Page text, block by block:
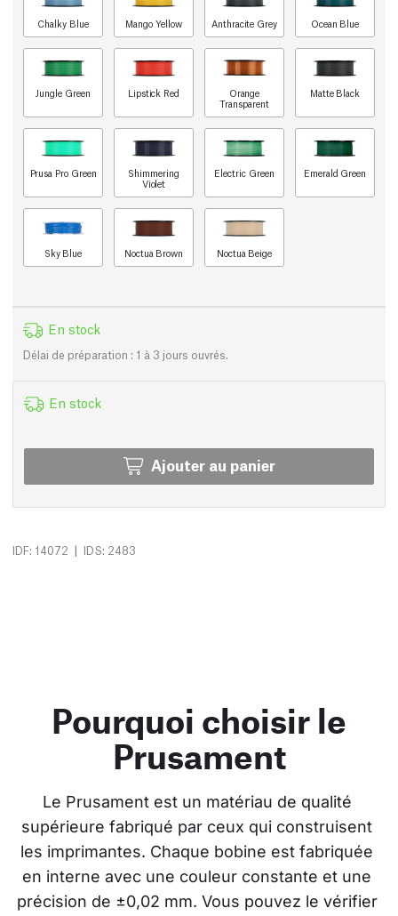
Chalky Blue Mango Yellow Anthracite Grey Ocean Blue
Jungle Green Lipstick Red
Orange
Transparent
Matte Black
Prusa Pro Green
Shimmering
Violet
Electric Green Emerald Green
Sky Blue Noctua Brown Noctua Beige
En stock
Délai de préparation : 1 à 3 jours ouvrés.
En stock
Ajouter au panier
IDF: 14072 | IDS: 2483
Pourquoi choisir le
Prusament
Le Prusament est un matériau de qualité
supérieure fabriqué par ceux qui construisent
les imprimantes. Chaque bobine est fabriquée
en interne avec une couleur constante et une
précision de ±0,02 mm. Vous pouvez le vérifier